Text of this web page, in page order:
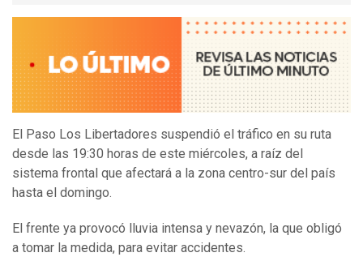
El Paso Los Libertadores suspendió el tráfico en su ruta
desde las 19:30 horas de este miércoles, a raíz del
sistema frontal que afectará a la zona centro-sur del país
hasta el domingo.
El frente ya provocó lluvia intensa y nevazón, la que obligó
a tomar la medida, para evitar accidentes.